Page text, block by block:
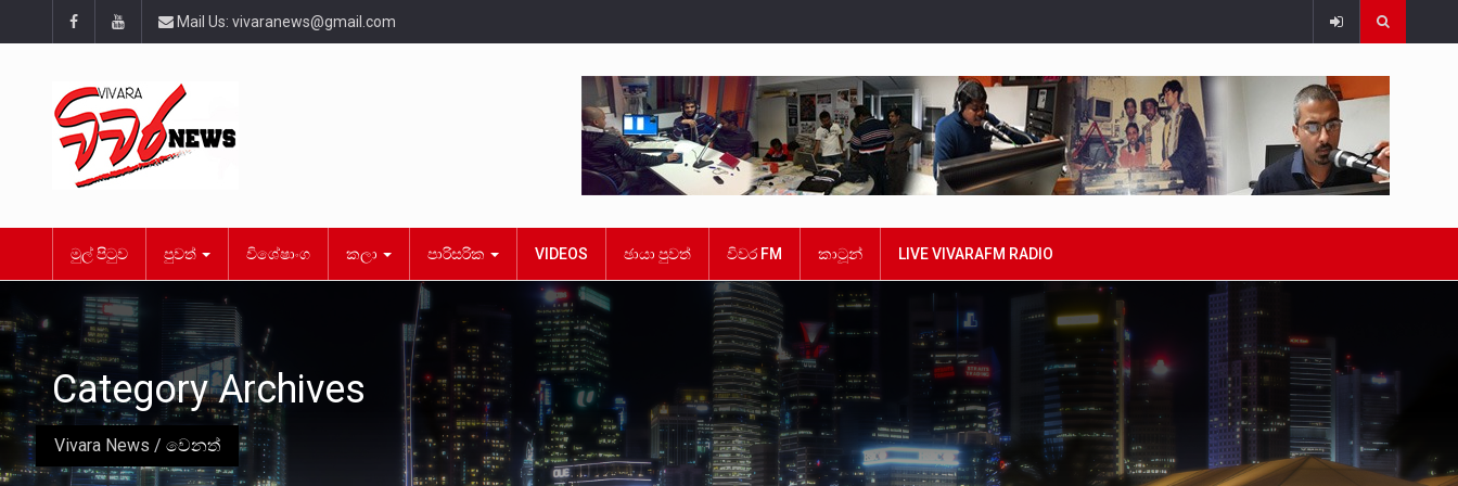
Mail Us: vivaranews@gmail.com
මුල් පිටුව පුවත් විශේෂාංග කලා පාරිසරික VIDEOS ඡායා පුවත් විවර FM කාටූන් LIVE VIVARAFM RADIO
Vivara News / වෙනත්
Category Archives